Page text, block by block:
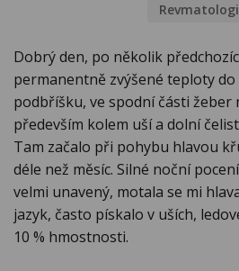
Dobrý den, po několik
permanentně zvýšené teploty do
podbříšku, ve spodní části žeber
především kolem uší a dolní
Tam začalo při pohybu hlavou
déle než měsíc. Silné noční
velmi unavený, motala se mi
jazyk, často pískalo v uších,
10 % hmostnosti.